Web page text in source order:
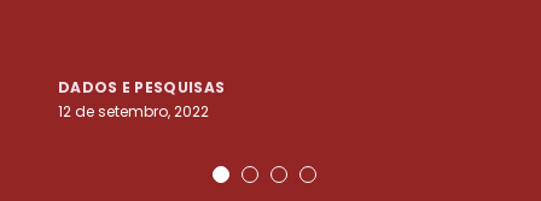
DADOS E PESQUISAS
12 de setembro, 2022